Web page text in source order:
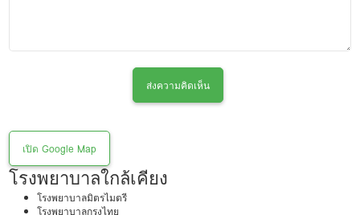
ส่งความคิดเห็น
เปิด Google Map
โรงพยาบาลใกล้เคียง
โรงพยาบาลมิตรไมตรี
โรงพยาบาลกรุงไทย